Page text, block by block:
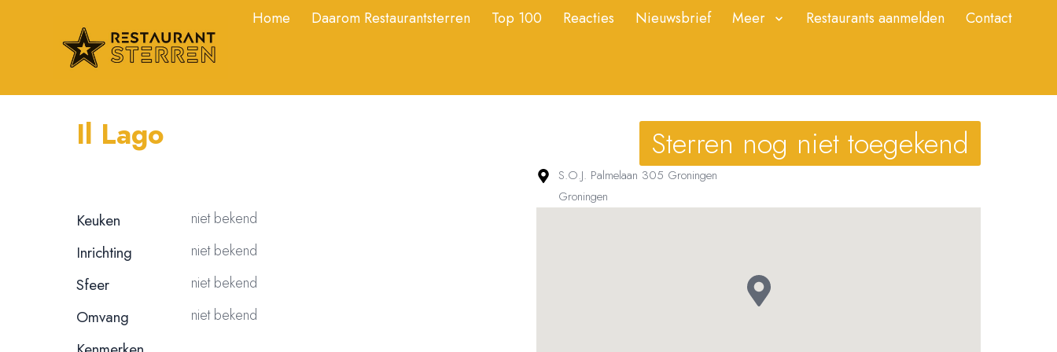
Home Daarom Restaurantsterren Top 100 Reacties Nieuwsbrief Meer Restaurants aanmelden Contact
Il Lago Sterren nog niet toegekend
Keuken niet bekend
Inrichting niet bekend
Sfeer niet bekend
Omvang niet bekend
S.O.J. Palmelaan 305 Groningen
Groningen